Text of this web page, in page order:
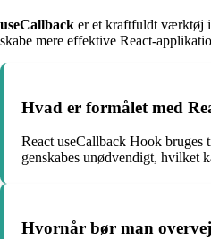
useCallback er et kraftfuldt værktøj i
skabe mere effektive React-
Hvad er formålet med
React useCallback Hook bruges
genskabes unødvendigt, hvilket
Hvornår bør man